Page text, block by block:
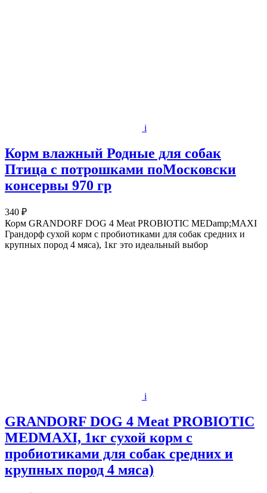
i
Корм влажный Родные для собак
Птица с потрошками поМосковски
консервы 970 гр
340 ₽
Корм GRANDORF DOG 4 Meat PROBIOTIC MEDamp;MAXI
Грандорф сухой корм с пробиотиками для собак средних и
крупных пород 4 мяса), 1кг это идеальный выбор
i
GRANDORF DOG 4 Meat PROBIOTIC
MEDMAXI, 1кг сухой корм с
пробиотиками для собак средних и
крупных пород 4 мяса)